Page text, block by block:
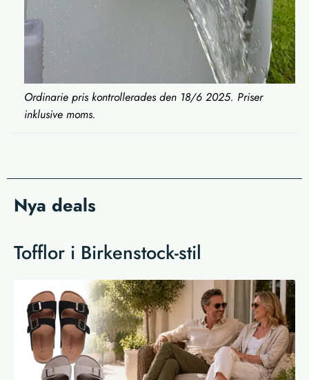
Ordinarie pris kontrollerades den 18/6 2025. Priser
inklusive moms.
Nya deals
Tofflor i Birkenstock-stil